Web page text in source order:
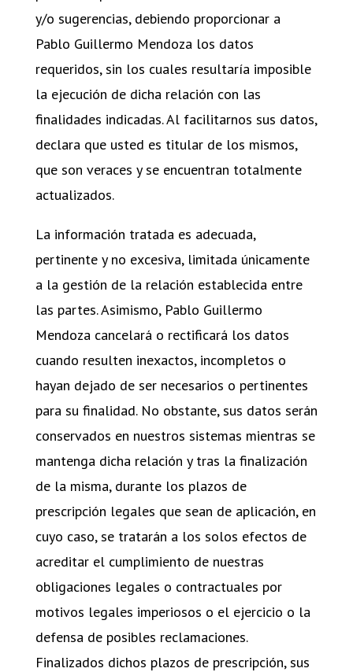
y/o sugerencias, debiendo proporcionar a
Pablo Guillermo Mendoza los datos
requeridos, sin los cuales resultaría imposible
la ejecución de dicha relación con las
finalidades indicadas. Al facilitarnos sus datos,
declara que usted es titular de los mismos,
que son veraces y se encuentran totalmente
actualizados.
La información tratada es adecuada,
pertinente y no excesiva, limitada únicamente
a la gestión de la relación establecida entre
las partes. Asimismo, Pablo Guillermo
Mendoza cancelará o rectificará los datos
cuando resulten inexactos, incompletos o
hayan dejado de ser necesarios o pertinentes
para su finalidad. No obstante, sus datos serán
conservados en nuestros sistemas mientras se
mantenga dicha relación y tras la finalización
de la misma, durante los plazos de
prescripción legales que sean de aplicación, en
cuyo caso, se tratarán a los solos efectos de
acreditar el cumplimiento de nuestras
obligaciones legales o contractuales por
motivos legales imperiosos o el ejercicio o la
defensa de posibles reclamaciones.
Finalizados dichos plazos de prescripción, sus